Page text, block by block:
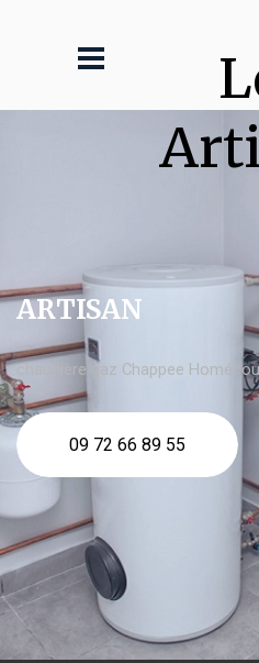
ARTISAN
chaudière gaz Chappee
09 72 66 89 55